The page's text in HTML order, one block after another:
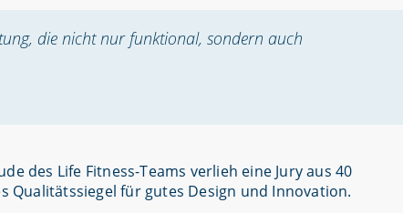
die nicht nur funktional, sondern auch
des Life Fitness-Teams verlieh eine Jury aus 40
Qualitätssiegel für gutes Design und Innovation.